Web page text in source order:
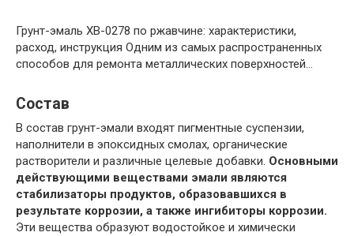
Грунт-эмаль ХВ-0278 по ржавчине: характеристики,
расход, инструкция Одним из самых распространенных
способов для ремонта металлических поверхностей…
Состав
В состав грунт-эмали входят пигментные суспензии,
наполнители в эпоксидных смолах, органические
растворители и различные целевые добавки. Основными
действующими веществами эмали являются
стабилизаторы продуктов, образовавшихся в
результате коррозии, а также ингибиторы коррозии.
Эти вещества образуют водостойкое и химически